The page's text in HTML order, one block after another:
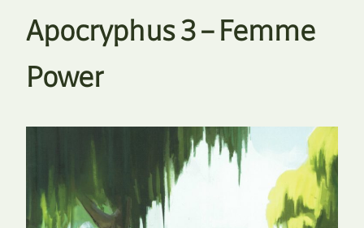
Apocryphus 3 – Femme
Power